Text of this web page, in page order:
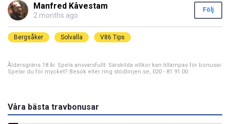
Manfred Kåvestam
2 months ago
Följ
Bergsåker Solvalla V86 Tips
Åldersgräns 18 år. Spela ansvarsfullt. Särskilda villkor kan tillämpas för bonusar.
Spelar du för mycket? Besök eller ring stödlinjen.se, 020 - 81 91 00
Våra bästa travbonusar